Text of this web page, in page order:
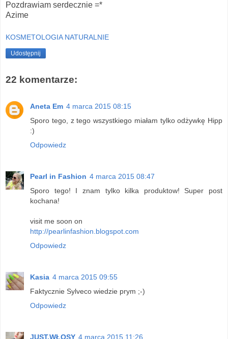
Pozdrawiam serdecznie =*
Azime
KOSMETOLOGIA NATURALNIE
Udostępnij
22 komentarze:
Aneta Em 4 marca 2015 08:15
Sporo tego, z tego wszystkiego miałam tylko odżywkę Hipp
:)
Odpowiedz
Pearl in Fashion 4 marca 2015 08:47
Sporo tego! I znam tylko kilka produktow! Super post
kochana!
visit me soon on
http://pearlinfashion.blogspot.com
Odpowiedz
Kasia 4 marca 2015 09:55
Faktycznie Sylveco wiedzie prym ;-)
Odpowiedz
JUST.WŁOSY 4 marca 2015 11:26